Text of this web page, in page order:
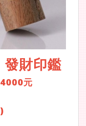
發財印鑑
元